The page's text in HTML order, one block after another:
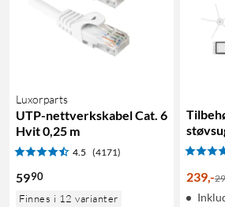
Luxorparts
UTP-nettverkskabel Cat. 6
Hvit 0,25 m
4.5 (4171)
5990
Finnes i 12 varianter
239,-